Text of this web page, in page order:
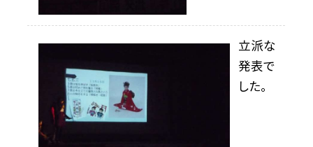
立派な
発表で
した。